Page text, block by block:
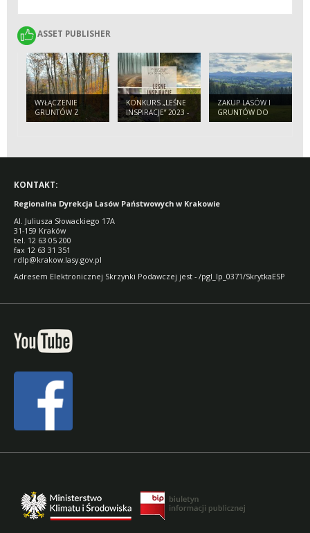
ASSET PUBLISHER
ASSET PUBLISHER
WYŁĄCZENIE
GRUNTÓW Z
PRODUKCJI LEŚNEJ
KONKURS „LEŚNE
INSPIRACJE” 2023 -
ZAPRASZAMY!
ZAKUP LASÓW I
GRUNTÓW DO
ZALESIEŃ
KONTAKT:
Regionalna Dyrekcja Lasów Państwowych w Krakowie
Al. Juliusza Słowackiego 17A
31-159 Kraków
tel. 12 63 05 200
fax 12 63 31 351
rdlp@krakow.lasy.gov.pl
Adresem Elektronicznej Skrzynki Podawczej jest - /pgl_lp_0371/SkrytkaESP